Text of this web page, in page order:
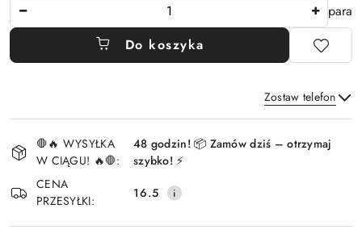
para
Do koszyka
Zostaw telefon
Wyślij
i
dostawa
🛑🔥 WYSYŁKA
W CIĄGU! 🔥🛑:
48 godzin! 📦 Zamów dziś – otrzymaj
szybko! ⚡
CENA
PRZESYŁKI:
16.5